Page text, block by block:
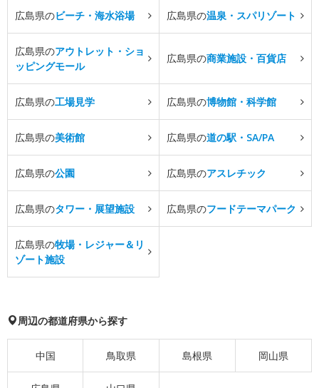
広島県のビーチ・海水浴場 広島県の温泉・スパリゾート
広島県のアウトレット・ショ
ッピングモール
広島県の商業施設・百貨店
広島県の工場見学 広島県の博物館・科学館
広島県の美術館 広島県の道の駅・SA/PA
広島県の公園 広島県のアスレチック
広島県のタワー・展望施設 広島県のフードテーマパーク
広島県の牧場・レジャー＆リ
ゾート施設
周辺の都道府県から探す
中国 鳥取県 島根県 岡山県